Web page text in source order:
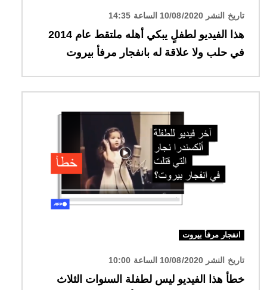
تاريخ النشر 10/08/2020 الساعة 14:35
هذا الفيديو لطفلٍ يبكي أهله ملتقط عام 2014
في حلب ولا علاقة له بانفجار مرفأ بيروت
انفجار مرفأ بيروت
تاريخ النشر 10/08/2020 الساعة 10:00
خطأ هذا الفيديو ليس لطفلة السنوات الثلاث